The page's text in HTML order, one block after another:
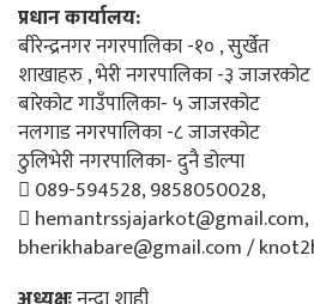
प्रधान कार्यालय:
बीरेन्द्रनगर नगरपालिका -१० , सुर्खेत
शाखाहरु , भेरी नगरपालिका -३ जाजरकोट
बारेकोट गाउँपालिका- ५ जाजरकोट
नलगाड नगरपालिका -८ जाजरकोट
ठुलिभेरी नगरपालिका- दुनै डोल्पा
089-594528, 9858050028,
hemantrssjajarkot@gmail.com,
bherikhabare@gmail.com /